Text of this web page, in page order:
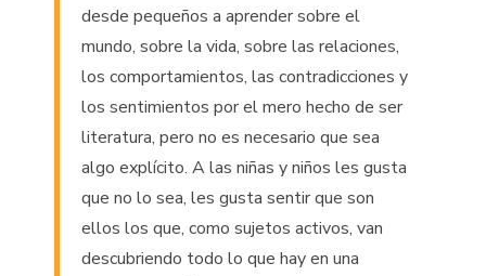
desde pequeños a aprender sobre el
mundo, sobre la vida, sobre las relaciones,
los comportamientos, las contradicciones y
los sentimientos por el mero hecho de ser
literatura, pero no es necesario que sea
algo explícito. A las niñas y niños les gusta
que no lo sea, les gusta sentir que son
ellos los que, como sujetos activos, van
descubriendo todo lo que hay en una